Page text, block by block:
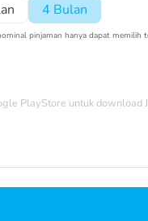
4 Bulan
pinjaman hanya dapat memilih
PlayStore untuk download